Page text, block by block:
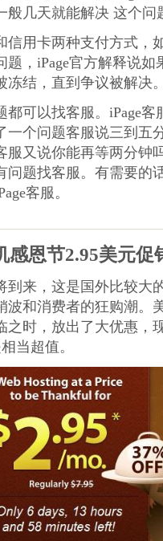
般几天就能解决 这个问
信用卡两种支付方式
题，iPage官方解释说
冻结，直到争议被解决
都可以找客服。iPage
一个问题客服说三到五
服又说你能再等两分钟
问题找客服。有需要的
客服。
感恩节2.95美元促
到来，这是国外比较大
波和消费者的狂购潮。
之时，放出了大优惠，
当超值。